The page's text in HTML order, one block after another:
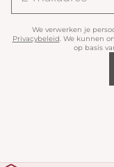
We verwerken je
Privacybeleid. We kunnen
op basis